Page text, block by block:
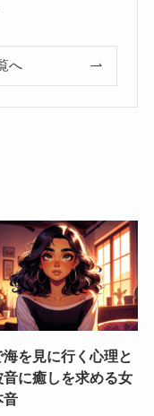
へ
を見に行く心理と
音に癒しを求める女
音